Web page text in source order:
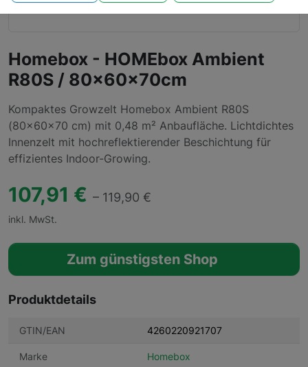
Homebox - HOMEbox Ambient
R80S / 80x60x70cm
Kompaktes Growzelt Homebox Ambient R80S
(80×60×70 cm) mit 0,48 m² Anbaufläche. Lichtdichtes
Innenzelt mit hochreflektierender Beschichtung für
effizientes Indoor-Growing.
107,91 € – 119,90 €
inkl. MwSt.
Zum günstigsten Shop
Produktdetails
GTIN/EAN 4260220921707
Marke Homebox